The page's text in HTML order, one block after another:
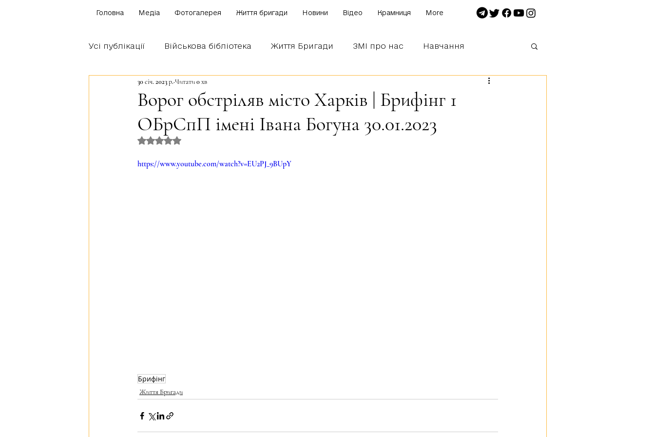
Головна Медіа Фотогалерея Життя бригади Новини Відео Крамниця More
Усі публікації Військова бібліотека Життя Бригади ЗМІ про нас Навчання
Щоденник бійця Блог наших бійців
Братство Богуна
Ворог обстріляв місто Харків | Брифінг 1
ОБрСпП імені Івана Богуна 30.01.2023
30 січ. 2023 р. Читати 0 хв
Оцінка: NaN з 5 зірок.
https://www.youtube.com/watch?v=EU2PJ_9BUpY
Брифінг
Життя Бригади